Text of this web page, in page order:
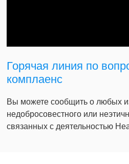
Горячая линия по
комплаенс
Вы можете сообщить о любых
недобросовестного или
связанных с деятельностью